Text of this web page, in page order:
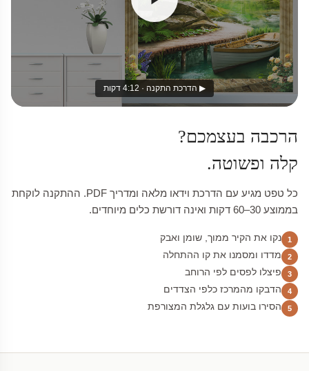
▶ הדרכת התקנה · 4:12 דקות
הרכבה בעצמכם?
קלה ופשוטה.
כל טפט מגיע עם הדרכת וידאו מלאה ומדריך PDF. ההתקנה לוקחת
בממוצע 30–60 דקות ואינה דורשת כלים מיוחדים.
1 נקו את הקיר ממוך, שומן ואבק
2 מדדו ומסמנו את קו ההתחלה
3 פיצלו לפסים לפי הרוחב
4 הדבקו מהמרכז כלפי הצדדים
5 הסירו בועות עם גלגלת המצורפת